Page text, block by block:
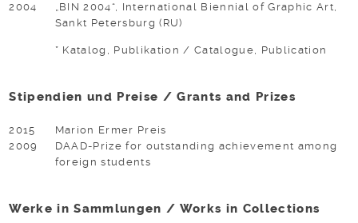
2004
„BIN 2004“, International Biennial of Graphic Art,
Sankt Petersburg (RU)
* Katalog, Publikation / Catalogue, Publication
Stipendien und Preise / Grants and Prizes
2015
Marion Ermer Preis
2009
DAAD-Prize for outstanding achievement among
foreign students
Werke in Sammlungen / Works in Collections